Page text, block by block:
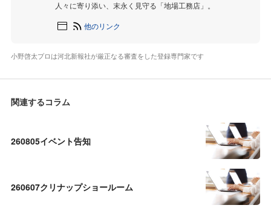
人々に寄り添い、末永く見守る「地場工務店」。
他のリンク
小野啓太プロは河北新報社が厳正なる審査をした登録専門家です
関連するコラム
260805イベント告知
260607クリナップショールーム